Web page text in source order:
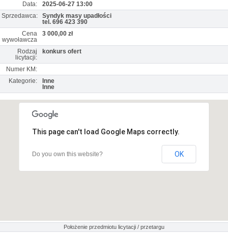
Data:
2025-06-27 13:00
Sprzedawca:
Syndyk masy upadłości
tel. 696 423 390
Cena
wywoławcza
3 000,00 zł
Rodzaj
licytacji:
konkurs ofert
Numer KM:
Kategorie:
Inne
Inne
This page can't load Google Maps correctly.
Do you own this website? OK
Położenie przedmiotu licytacji / przetargu